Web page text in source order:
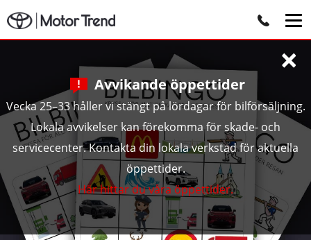
Avvikande öppettider
Vecka 25–33 håller vi stängt på lördagar för bilförsäljning.
Lokala avvikelser kan förekomma för skade- och
servicecenter. Kontakta din lokala verkstad för aktuella
öppettider.
Här hittar du våra öppettider.
×